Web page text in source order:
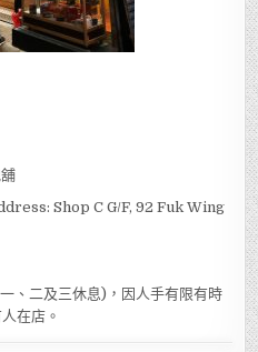
Shop C G/F, 92 Fuk Wing
、二及三休息)，因人手有限有時
在店。